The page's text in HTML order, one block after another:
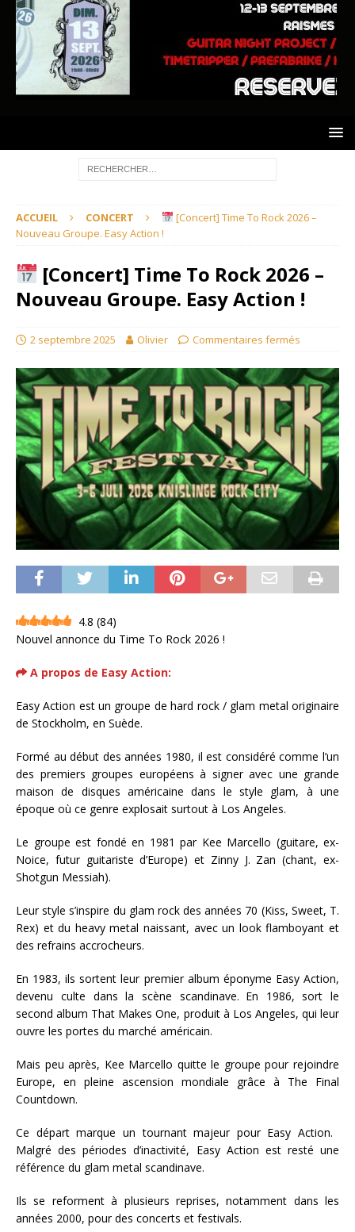
ACCUEIL CONCERT
[Concert] Time To Rock 2026 –
Nouveau Groupe. Easy Action !
[Concert] Time To Rock 2026 –
Nouveau Groupe. Easy Action !
2 septembre 2025 Olivier Commentaires fermés
4.8 (84)
Nouvel annonce du Time To Rock 2026 !
A propos de Easy Action:
Easy Action est un groupe de hard rock / glam metal originaire
de Stockholm, en Suède.
Formé au début des années 1980, il est considéré comme l’un
des premiers groupes européens à signer avec une grande
maison de disques américaine dans le style glam, à une
époque où ce genre explosait surtout à Los Angeles.
Le groupe est fondé en 1981 par Kee Marcello (guitare, ex-
Noice, futur guitariste d’Europe) et Zinny J. Zan (chant, ex-
Shotgun Messiah).
Leur style s’inspire du glam rock des années 70 (Kiss, Sweet, T.
Rex) et du heavy metal naissant, avec un look flamboyant et
des refrains accrocheurs.
En 1983, ils sortent leur premier album éponyme Easy Action,
devenu culte dans la scène scandinave. En 1986, sort le
second album That Makes One, produit à Los Angeles, qui leur
ouvre les portes du marché américain.
Mais peu après, Kee Marcello quitte le groupe pour rejoindre
Europe, en pleine ascension mondiale grâce à The Final
Countdown.
Ce départ marque un tournant majeur pour Easy Action.
Malgré des périodes d’inactivité, Easy Action est resté une
référence du glam metal scandinave.
Ils se reforment à plusieurs reprises, notamment dans les
années 2000, pour des concerts et festivals.